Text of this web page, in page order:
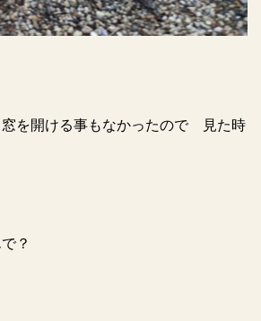
を開ける事もなかったので 見た時
？